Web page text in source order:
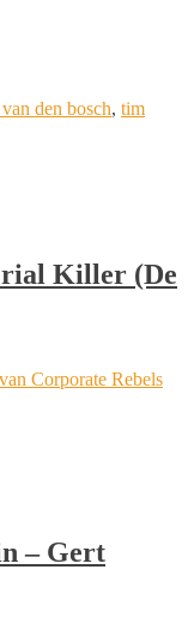
den bosch, tim
Killer (De
– Gert